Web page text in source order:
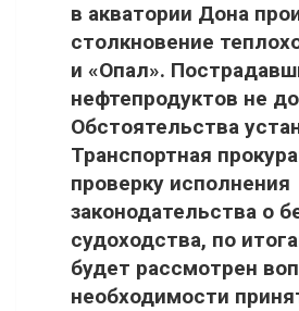
в акватории Дона
столкновение
и «Опал».
нефтепродуктов не
Обстоятельства
Транспортная
проверку исполнения
законодательства о
судоходства, по
будет рассмотрен
необходимости